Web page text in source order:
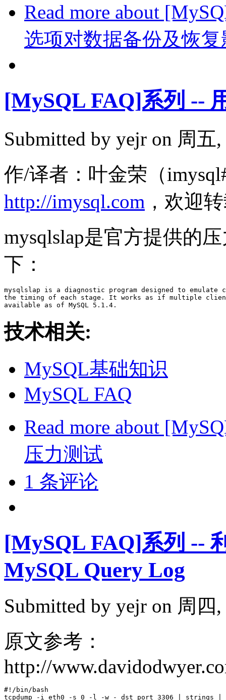
Read more about
选项对数据备份及恢复
[MySQL FAQ]系列 --
Submitted by yejr on 周五,
作/译者：叶金荣（
http://imysql.com ，欢迎
mysqlslap是官方提供的
下：
mysqlslap is a diagnostic program designed to
the timing of each stage. It works as if multiple
技术相关:
MySQL基础知识
MySQL FAQ
Read more about
压力测试
1 条评论
[MySQL FAQ]系列 --
MySQL Query Log
Submitted by yejr on 周四,
原文参考：
http://
#!/bin/bash
tcpdump -i eth0 -s 0 -l -w - dst port 3306 | strings